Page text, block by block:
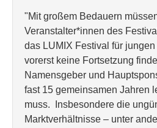
"Mit großem Bedauern
Veranstalter*innen des
das LUMIX Festival für
vorerst keine Fortsetzung
Namensgeber und
fast 15 gemeinsamen Jahren
muss. Insbesondere die
Marktverhältnisse – unter